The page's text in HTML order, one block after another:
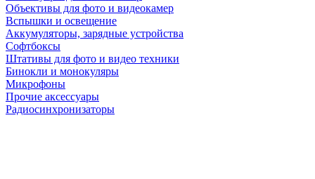
Объективы для фото и видеокамер
Вспышки и освещение
Аккумуляторы, зарядные устройства
Софтбоксы
Штативы для фото и видео техники
Бинокли и монокуляры
Микрофоны
Прочие аксессуары
Радиосинхронизаторы